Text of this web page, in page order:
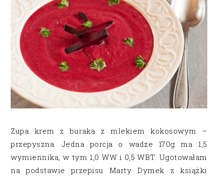
Zupa krem z buraka z mlekiem kokosowym –
przepyszna. Jedna porcja o wadze 170g ma 1,5
wymiennika, w tym 1,0 WW i 0,5 WBT. Ugotowałam
na podstawie przepisu Marty Dymek z książki